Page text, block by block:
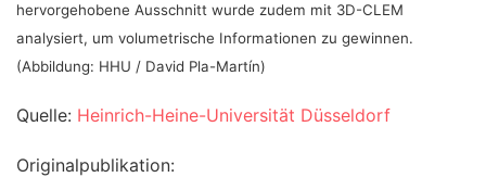
hervorgehobene Ausschnitt wurde zudem mit 3D-CLEM
analysiert, um volumetrische Informationen zu gewinnen.
(Abbildung: HHU / David Pla-Martín)
Quelle: Heinrich-Heine-Universität Düsseldorf
Originalpublikation: